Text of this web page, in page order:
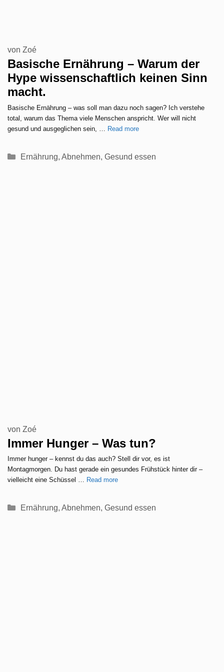
Basische Ernährung – Warum der
Hype wissenschaftlich keinen Sinn
macht.
von Zoé
Basische Ernährung – was soll man dazu noch sagen? Ich verstehe
total, warum das Thema viele Menschen anspricht. Wer will nicht
gesund und ausgeglichen sein, …
Read more
Kategorien
Ernährung, Abnehmen, Gesund essen
Immer Hunger – Was tun?
von Zoé
Immer hunger – kennst du das auch? Stell dir vor, es ist
Montagmorgen. Du hast gerade ein gesundes Frühstück hinter dir –
vielleicht eine Schüssel … Read more
Kategorien
Ernährung, Abnehmen, Gesund essen